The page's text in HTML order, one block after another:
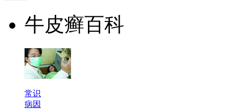
牛皮癣百科
常识
病因